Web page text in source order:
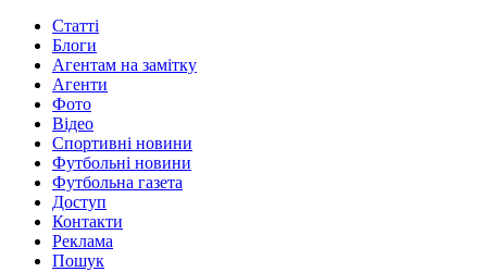
Статті
Блоги
Агентам на замітку
Агенти
Фото
Відео
Спортивні новини
Футбольні новини
Футбольна газета
Доступ
Контакти
Реклама
Пошук